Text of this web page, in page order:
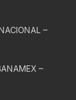
–
–